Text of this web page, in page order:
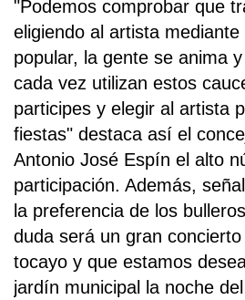
"Podemos comprobar que
eligiendo al artista
popular, la gente se anima
cada vez utilizan estos
participes y elegir al artista
fiestas" destaca así el
Antonio José Espín el alto
participación. Además,
la preferencia de los
duda será un gran
tocayo y que estamos
jardín municipal la noche